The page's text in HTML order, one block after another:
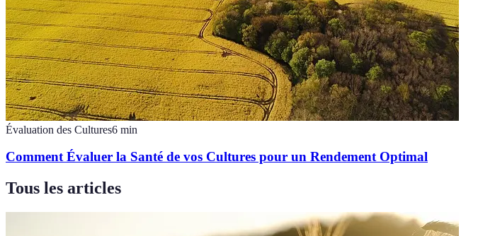
Évaluation des Cultures6 min
Comment Évaluer la Santé de vos Cultures pour un Rendement Optimal
Tous les articles